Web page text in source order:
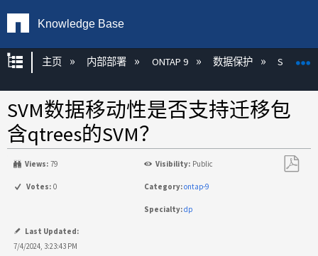
Knowledge Base
扩展/隐缩全局层次
主页 内部部署 ONTAP 9 数据保护
SVM数据移动性是否支持迁移包
含qtrees的SVM？
Views: 79 Visibility: Public
Votes: 0 Category:ontap-9
Specialty:dp
Last Updated:
7/4/2024, 3:23:43 PM